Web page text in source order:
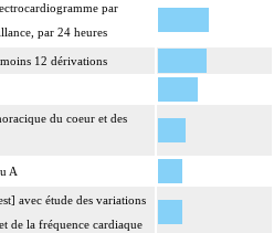
par
par 24 heures
12 dérivations
du coeur et des
A
avec étude des variations
de la fréquence cardiaque